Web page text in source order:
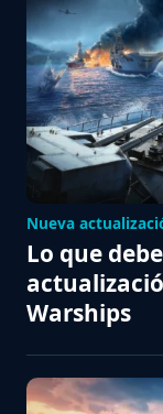
Nueva
Lo que
Warships